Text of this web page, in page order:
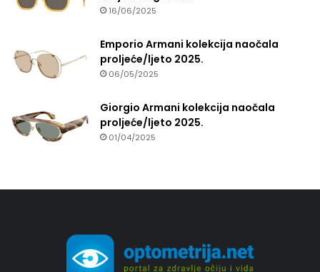
16/06/2025
Emporio Armani kolekcija naočala
proljeće/ljeto 2025.
06/05/2025
Giorgio Armani kolekcija naočala
proljeće/ljeto 2025.
01/04/2025